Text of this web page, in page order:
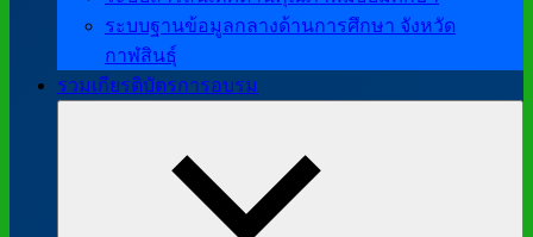
ระบบฐานข้อมูลกลางด้านการศึกษา จังหวัด
กาฬสินธุ์
รวมเกียรติบัตรการอบรม